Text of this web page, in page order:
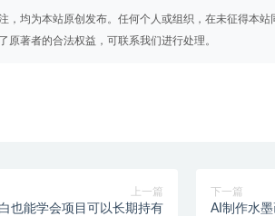
，均为本站原创发布。任何个人或组织，在未征得本
著者的合法权益，可联系我们进行处理。
上一篇
也能学会项目可以长期持有
下一篇
AI制作水